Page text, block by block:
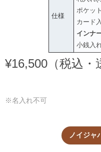
仕様
ポケッ
カード
インナ
小銭入
¥16,500（税込・
※名入れ不可
ノイジャ